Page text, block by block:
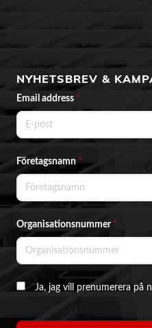
NYHETSBREV &
Email address *
Företagsnamn*
Organisationsnummer *
Ja, jag vill prenumerera på